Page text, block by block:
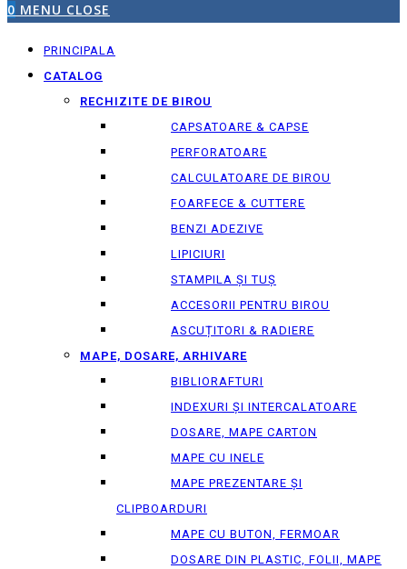
0 MENU CLOSE
PRINCIPALA
CATALOG
RECHIZITE DE BIROU
CAPSATOARE & CAPSE
PERFORATOARE
CALCULATOARE DE BIROU
FOARFECE & CUTTERE
BENZI ADEZIVE
LIPICIURI
STAMPILA ȘI TUȘ
ACCESORII PENTRU BIROU
ASCUȚITORI & RADIERE
MAPE, DOSARE, ARHIVARE
BIBLIORAFTURI
INDEXURI ȘI INTERCALATOARE
DOSARE, MAPE CARTON
MAPE CU INELE
MAPE PREZENTARE ȘI
CLIPBOARDURI
MAPE CU BUTON, FERMOAR
DOSARE DIN PLASTIC, FOLII, MAPE